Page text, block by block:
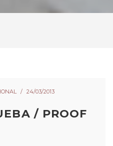
24/03/2013
/ PROOF